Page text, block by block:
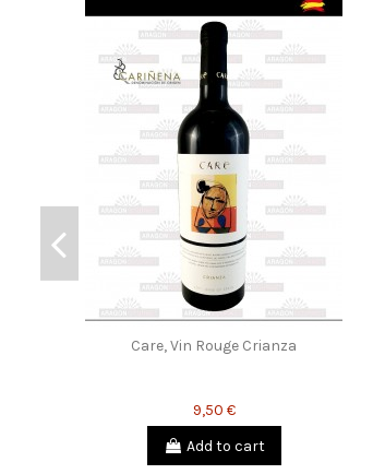
Care, Vin Rouge Crianza
9,50 €
Add to cart